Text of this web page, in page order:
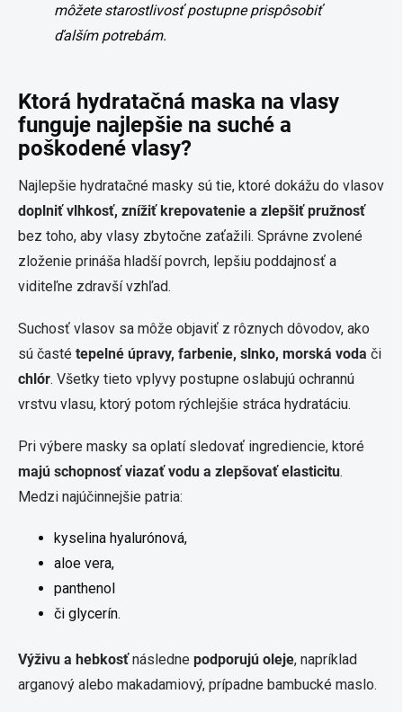
môžete starostlivosť postupne prispôsobiť
ďalším potrebám.
Ktorá hydratačná maska na vlasy
funguje najlepšie na suché a
poškodené vlasy?
Najlepšie hydratačné masky sú tie, ktoré dokážu do vlasov
doplniť vlhkosť, znížiť krepovatenie a zlepšiť pružnosť
bez toho, aby vlasy zbytočne zaťažili. Správne zvolené
zloženie prináša hladší povrch, lepšiu poddajnosť a
viditeľne zdravší vzhľad.
Suchosť vlasov sa môže objaviť z rôznych dôvodov, ako
sú časté tepelné úpravy, farbenie, slnko, morská voda či
chlór. Všetky tieto vplyvy postupne oslabujú ochrannú
vrstvu vlasu, ktorý potom rýchlejšie stráca hydratáciu.
Pri výbere masky sa oplatí sledovať ingrediencie, ktoré
majú schopnosť viazať vodu a zlepšovať elasticitu.
Medzi najúčinnejšie patria:
kyselina hyalurónová,
aloe vera,
panthenol
či glycerín.
Výživu a hebkosťnásledne podporujú oleje, napríklad
arganový alebo makadamiový, prípadne bambucké maslo.